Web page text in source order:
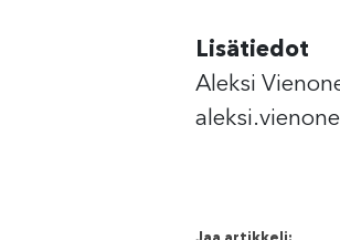
Lisätiedot
Aleksi